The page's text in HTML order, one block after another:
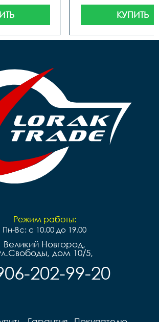
КУПИТЬ
Режим работы:
Пн-Вс: с 10.00 до 19.00
Великий Новгород,
дом 10/5,
202-99-20